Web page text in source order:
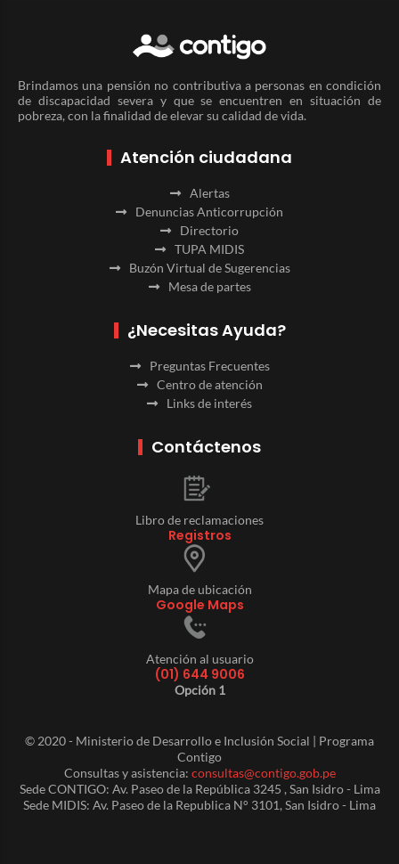
Brindamos una pensión no contributiva a personas en condición
de discapacidad severa y que se encuentren en situación de
pobreza, con la finalidad de elevar su calidad de vida.
Atención ciudadana
Alertas
Denuncias Anticorrupción
Directorio
TUPA MIDIS
Buzón Virtual de Sugerencias
Mesa de partes
¿Necesitas Ayuda?
Preguntas Frecuentes
Centro de atención
Links de interés
Contáctenos
Libro de reclamaciones
Registros
Mapa de ubicación
Google Maps
Atención al usuario
(01) 644 9006
Opción 1
© 2020 - Ministerio de Desarrollo e Inclusión Social | Programa
Contigo
Consultas y asistencia: consultas@contigo.gob.pe
Sede CONTIGO: Av. Paseo de la República 3245 , San Isidro - Lima
Sede MIDIS: Av. Paseo de la Republica N° 3101, San Isidro - Lima